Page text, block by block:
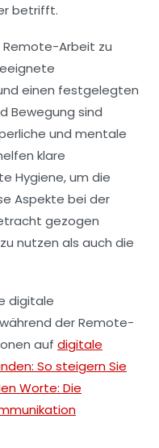
betrifft.
Remote-Arbeit zu
einen festgelegten
Bewegung sind
und mentale
klare
Hygiene, um die
Aspekte bei der
gezogen
zu nutzen als auch die
digitale
während der Remote-
auf digitale
So steigern Sie
Worte: Die